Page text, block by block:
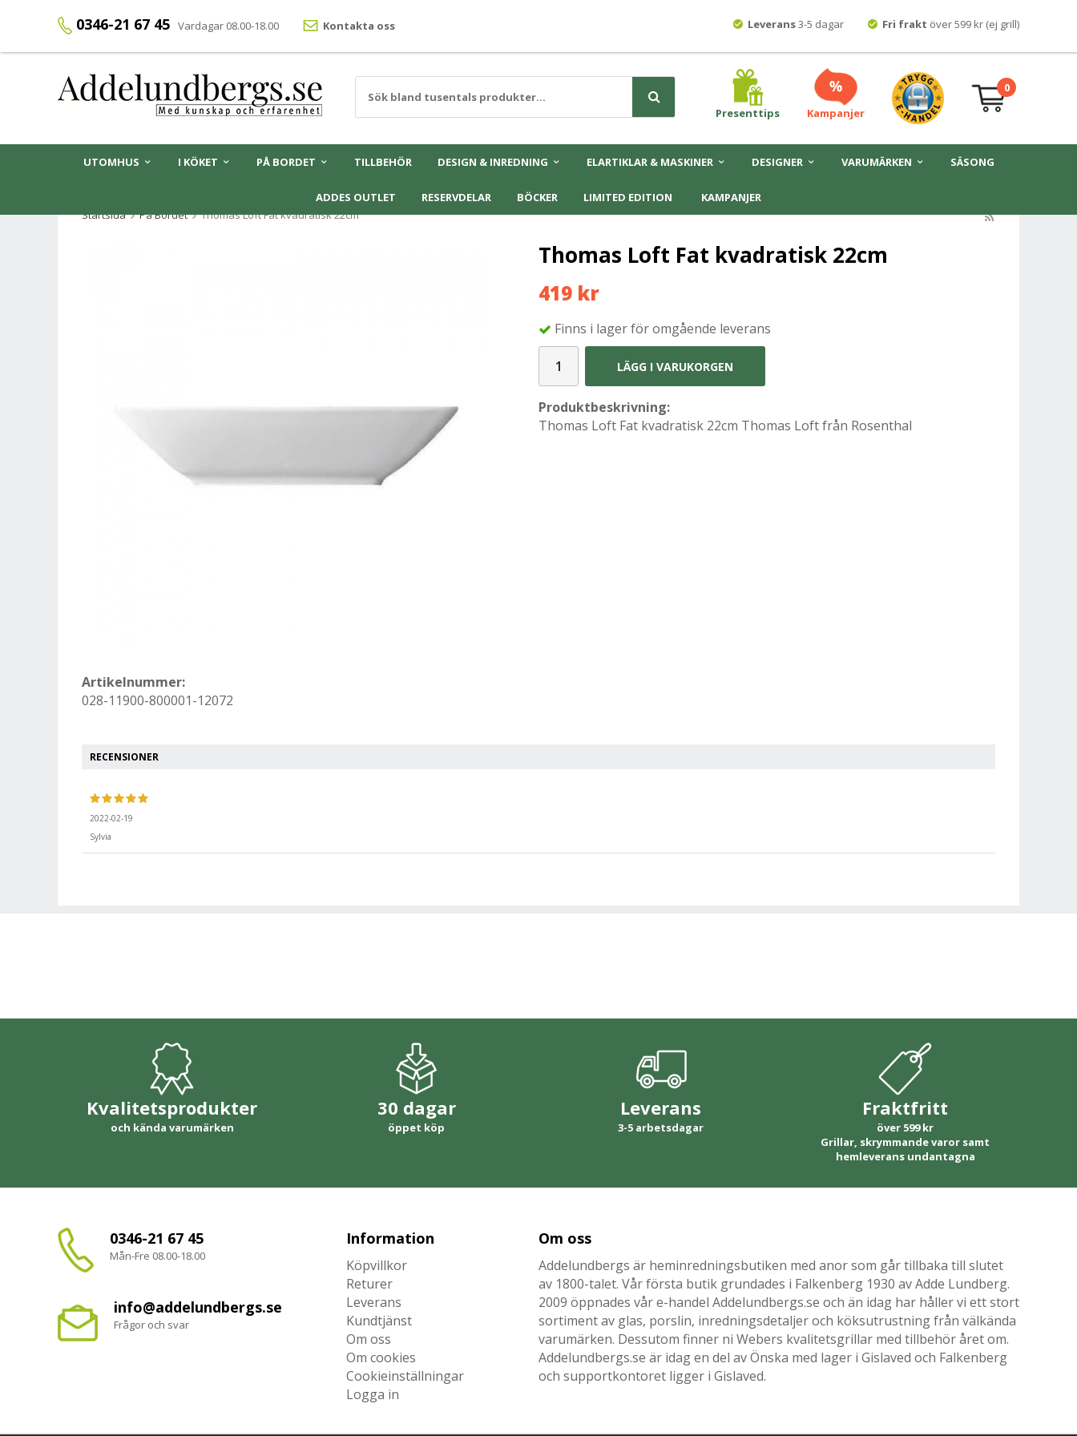
0346-21 67 45 Vardagar 08.00-18.00 Kontakta oss Leverans3-5 dagar Fri frakt över 599 kr (ej grill)
Presenttips Kampanjer
0
UTOMHUS I KÖKET PÅ BORDET TILLBEHÖR DESIGN & INREDNING ELARTIKLAR & MASKINER DESIGNER VARUMÄRKEN SÄSONG
ADDES OUTLET RESERVDELAR BÖCKER LIMITED EDITION
KAMPANJER
Startsida
På Bordet Thomas Loft Fat kvadratisk 22cm
Thomas Loft Fat kvadratisk 22cm
419 kr
Finns i lager för omgående leverans
LÄGG I VARUKORGEN
Produktbeskrivning:
Thomas Loft Fat kvadratisk 22cm Thomas Loft från Rosenthal
Artikelnummer:
028-11900-800001-12072
RECENSIONER
2022-02-19
Sylvia
Kvalitetsprodukter
och kända varumärken
30 dagar
öppet köp
Leverans
3-5 arbetsdagar
Fraktfritt
över 599 kr
Grillar, skrymmande varor samt
hemleverans undantagna
0346-21 67 45
Mån-Fre 08.00-18.00
info@addelundbergs.se
Frågor och svar
Information
Köpvillkor
Returer
Leverans
Kundtjänst
Om oss
Om cookies
Cookieinställningar
Logga in
Om oss
Addelundbergs är heminredningsbutiken med anor som går tillbaka till slutet
av 1800-talet. Vår första butik grundades i Falkenberg 1930 av Adde Lundberg.
2009 öppnades vår e-handel Addelundbergs.se och än idag har håller vi ett stort
sortiment av glas, porslin, inredningsdetaljer och köksutrustning från välkända
varumärken. Dessutom finner ni Webers kvalitetsgrillar med tillbehör året om.
Addelundbergs.se är idag en del av Önska med lager i Gislaved och Falkenberg
och supportkontoret ligger i Gislaved.